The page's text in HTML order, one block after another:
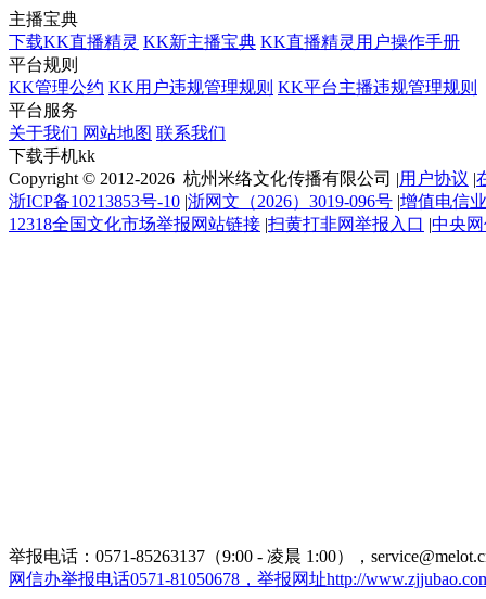
主播宝典
下载KK直播精灵 KK新主播宝典 KK直播精灵用户操作手册
平台规则
KK管理公约 KK用户违规管理规则 KK平台主播违规管理规则
平台服务
关于我们 网站地图 联系我们
下载手机kk
Copyright © 2012-2026 杭州米络文化传播有限公司 |用户协议 |
浙ICP备10213853号-10 |浙网文（2026）3019-096号 |增值电信
12318全国文化市场举报网站链接 |扫黄打非网举报入口 |中央
举报电话：0571-85263137（9:00 - 凌晨 1:00），
网信办举报电话0571-81050678，举报网址http://